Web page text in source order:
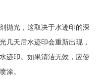
抛光，这取决于水迹印的深
几天后水迹印会重新出现，
迹印。如果清洁无效，应使
涂。